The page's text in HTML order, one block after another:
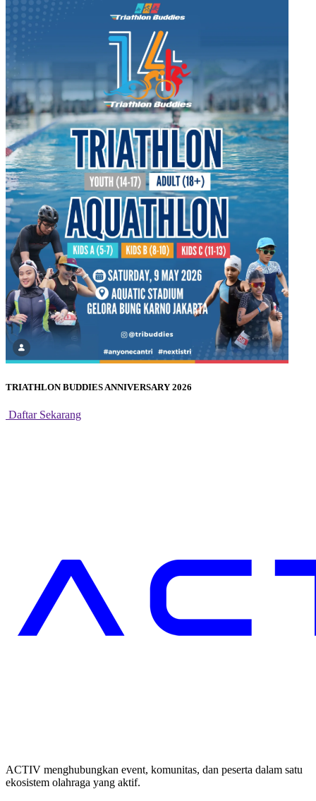
TRIATHLON BUDDIES ANNIVERSARY 2026
Daftar Sekarang
ACTIV menghubungkan event, komunitas, dan peserta dalam satu
ekosistem olahraga yang aktif.